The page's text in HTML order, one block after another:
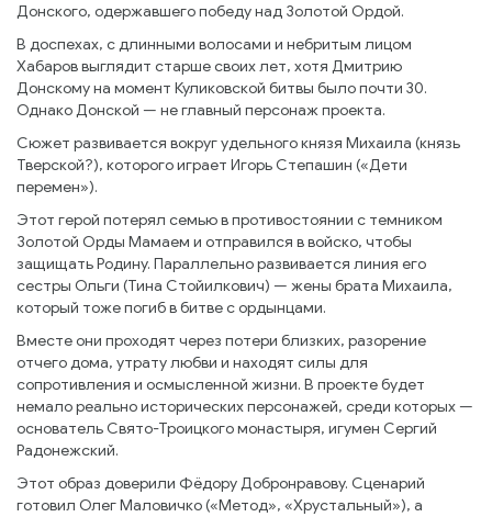
Донского, одержавшего победу над Золотой Ордой.
В доспехах, с длинными волосами и небритым лицом
Хабаров выглядит старше своих лет, хотя Дмитрию
Донскому на момент Куликовской битвы было почти 30.
Однако Донской — не главный персонаж проекта.
Сюжет развивается вокруг удельного князя Михаила (князь
Тверской?), которого играет Игорь Степашин («Дети
перемен»).
Этот герой потерял семью в противостоянии с темником
Золотой Орды Мамаем и отправился в войско, чтобы
защищать Родину. Параллельно развивается линия его
сестры Ольги (Тина Стойилкович) — жены брата Михаила,
который тоже погиб в битве с ордынцами.
Вместе они проходят через потери близких, разорение
отчего дома, утрату любви и находят силы для
сопротивления и осмысленной жизни. В проекте будет
немало реально исторических персонажей, среди которых —
основатель Свято-Троицкого монастыря, игумен Сергий
Радонежский.
Этот образ доверили Фёдору Добронравову. Сценарий
готовил Олег Маловичко («Метод», «Хрустальный»), а